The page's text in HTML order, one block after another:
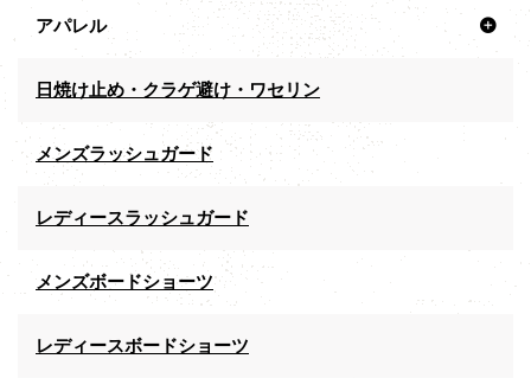
アパレル
日焼け止め・クラゲ避け・ワセリン
メンズラッシュガード
レディースラッシュガード
メンズボードショーツ
レディースボードショーツ